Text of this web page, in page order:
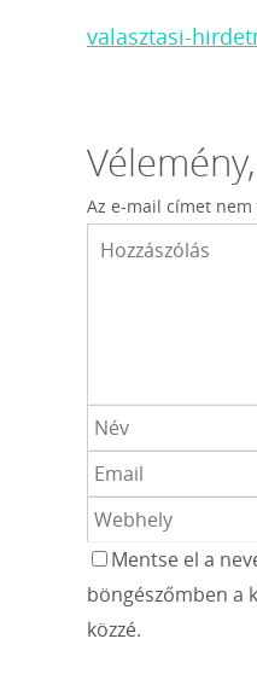
valasztasi-
Az e-mail címet nem
Mentse el a
böngészőmben a
közzé.